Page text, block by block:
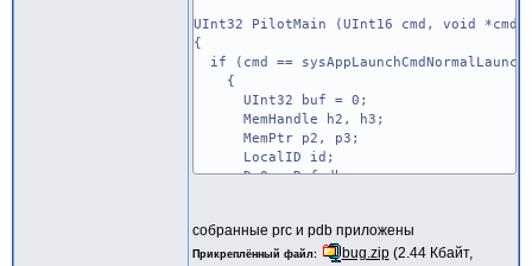
UInt32 PilotMain (UInt16 cmd, void
{
if (cmd ==
{
UInt32 buf = 0;
MemHandle h2, h3;
MemPtr p2, p3;
LocalID id;
DmOpenRef db;
if (id==0)
return (0);
собранные prc и pdb приложены
Прикреплённый файл bug.zip(2.44 Кбайт,